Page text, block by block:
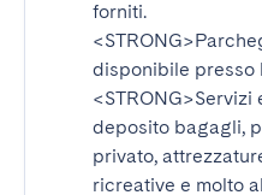
forniti.
disponibile presso
<STRONG>Servizi
deposito bagagli,
privato,
ricreative e molto